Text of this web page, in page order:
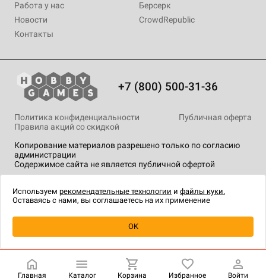
Уведомить о наличии
Работа у нас
Новости
Контакты
Берсерк
CrowdRepublic
+7 (800) 500-31-36
Копирование материалов разрешено только по согласию
администрации
Содержимое сайта не является публичной офертой
Политика конфиденциальности
Публичная оферта
Правила акций со скидкой
технологии.
Главная Каталог Корзина Избранное Войти
Используем рекомендательные технологии и файлы куки.
Оставаясь с нами, вы соглашаетесь на их применение
OK